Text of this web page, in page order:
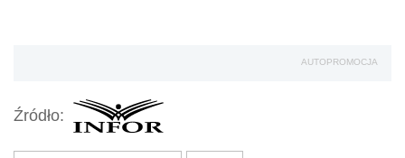
AUTOPROMOCJA
Źródło: